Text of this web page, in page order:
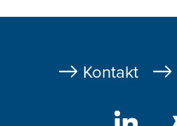
Fußzeile
Kontakt